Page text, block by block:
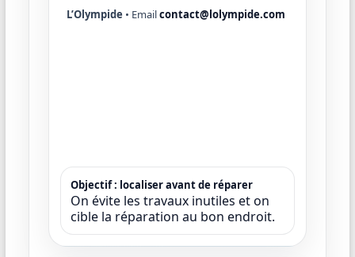
L’Olympide • Emailcontact@lolympide.com
Objectif : localiser avant de réparer
On évite les travaux inutiles et on
cible la réparation au bon endroit.